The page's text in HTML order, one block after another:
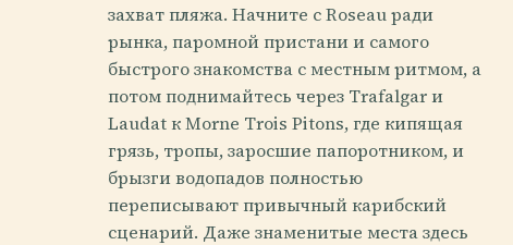
захват пляжа. Начните с Roseau ради
рынка, паромной пристани и самого
быстрого знакомства с местным ритмом, а
потом поднимайтесь через Trafalgar и
Laudat к Morne Trois Pitons, где кипящая
грязь, тропы, заросшие папоротником, и
брызги водопадов полностью
переписывают привычный карибский
сценарий. Даже знаменитые места здесь